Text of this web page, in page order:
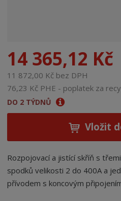
14 365,12 Kč
11 872,00 Kč bez DPH
76,23 Kč PHE - poplatek za
DO 2 TÝDNŮ
Vložit
Rozpojovací a jistící skříň s
spodků velikosti 2 do 400A a
přívodem s koncovým